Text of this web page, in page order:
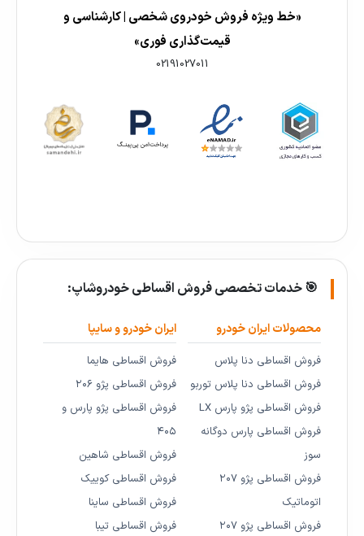
«خط ویژه فروش خودروی شخصی | کارشناسی و
قیمت‌گذاری فوری»
02191027011
🎯 خدمات تخصصی فروش اقساطی خودروشاپ:
محصولات ایران خودرو
فروش اقساطی دنا پلاس
فروش اقساطی دنا پلاس توربو
فروش اقساطی پژو پارس LX
فروش اقساطی پارس دوگانه
سوز
فروش اقساطی پژو ۲۰۷
اتوماتیک
فروش اقساطی پژو ۲۰۷
ایران خودرو و سایپا
فروش اقساطی هایما
فروش اقساطی پژو ۲۰۶
فروش اقساطی پژو پارس و
۴۰۵
فروش اقساطی شاهین
فروش اقساطی کوییک
فروش اقساطی ساینا
فروش اقساطی تیبا